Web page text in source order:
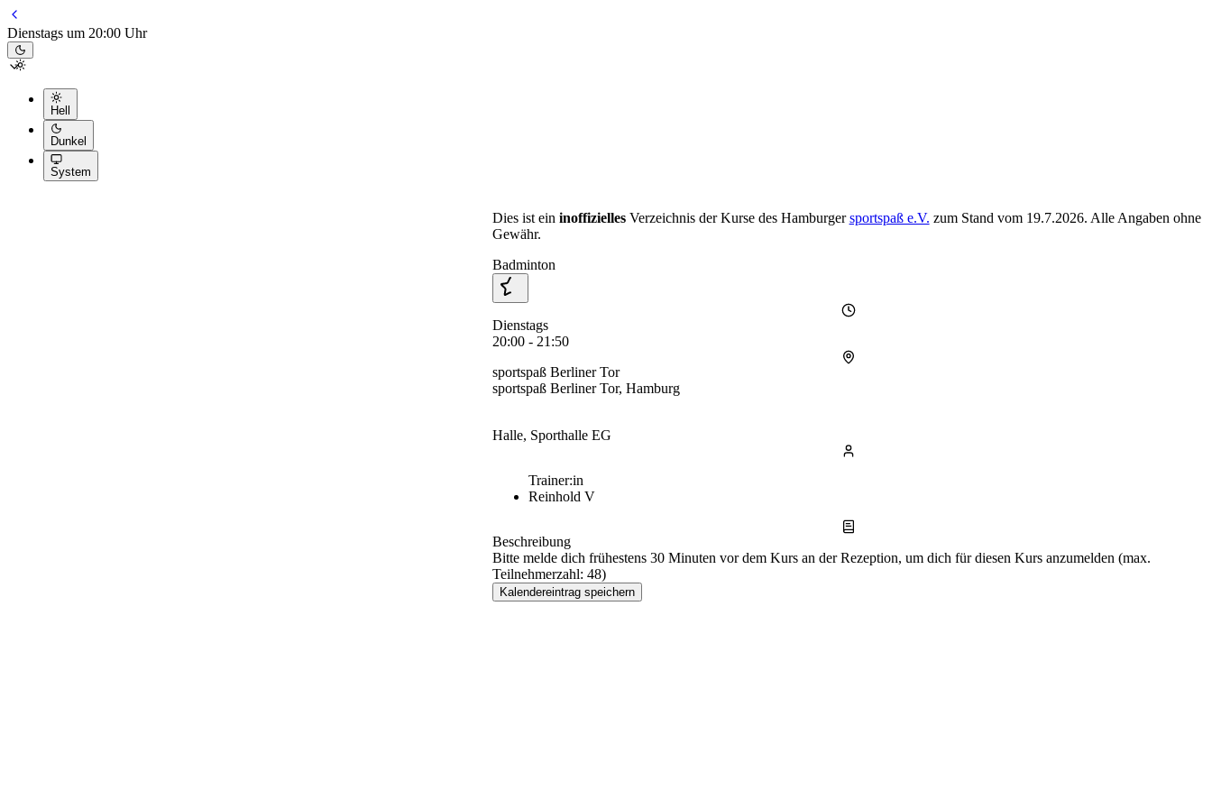
Dienstags um 20:00 Uhr
Hell
Dunkel
System
Dies ist ein inoffiziellesVerzeichnis der Kurse des Hamburgersportspaß e.V. zum Stand vom 19.7.2026. Alle Angaben ohne
Gewähr.
Badminton
Dienstags
20:00 - 21:50
sportspaß Berliner Tor
sportspaß Berliner Tor, Hamburg
Halle, Sporthalle EG
Trainer:in
Reinhold V
Beschreibung
Bitte melde dich frühestens 30 Minuten vor dem Kurs an der Rezeption, um dich für diesen Kurs anzumelden (max.
Teilnehmerzahl: 48)
Kalendereintrag speichern